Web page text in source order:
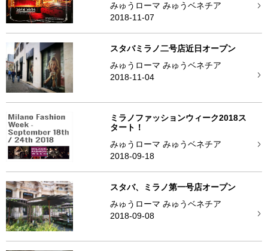
みゅうローマ みゅうベネチア
2018-11-07
スタバミラノ二号店近日オープン
みゅうローマ みゅうベネチア
2018-11-04
ミラノファッションウィーク2018ス
タート！
みゅうローマ みゅうベネチア
2018-09-18
スタバ、ミラノ第一号店オープン
みゅうローマ みゅうベネチア
2018-09-08